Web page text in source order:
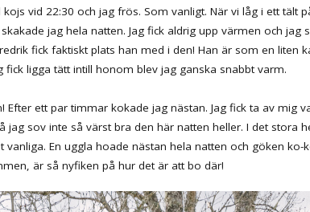
kojs vid 22:30 och jag frös. Som vanligt. När vi låg i ett tält
jag hela natten. Jag fick aldrig upp värmen och
fick faktiskt plats han med i den! Han är som en liten
fick ligga tätt intill honom blev jag ganska snabbt varm.
Efter ett par timmar kokade jag nästan. Jag fick ta av mig
jag sov inte så värst bra den här natten heller. I det stora
vanliga. En uggla hoade nästan hela natten och göken
är så nyfiken på hur det är att bo där!